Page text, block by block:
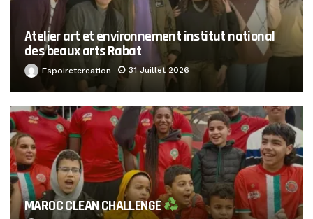
Atelier art et environnement institut national
des beaux arts Rabat
Espoiretcreation 31 Juillet 2026
MAROC CLEAN CHALLENGE